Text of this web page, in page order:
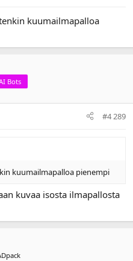
kuumailmapalloa
Bots
#4 289
kuumailmapalloa pienempi
kuvaa isosta ilmapallosta